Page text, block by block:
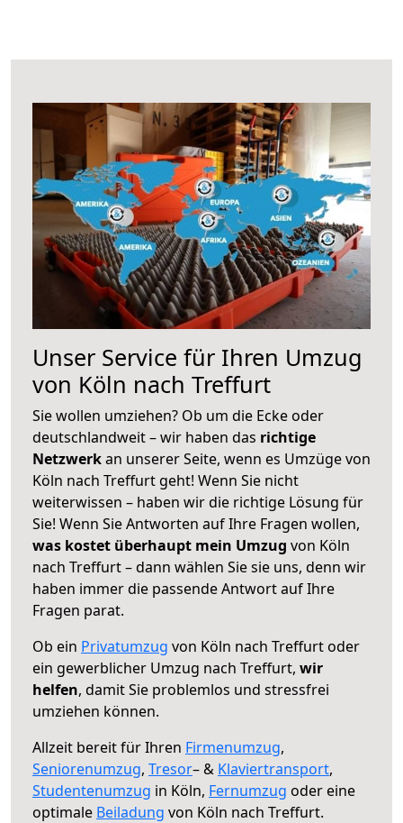
Unser Service für Ihren Umzug
von Köln nach Treffurt
Sie wollen umziehen? Ob um die Ecke oder
deutschlandweit – wir haben das richtige
Netzwerkan unserer Seite, wenn es Umzüge von
Köln nach Treffurt geht! Wenn Sie nicht
weiterwissen – haben wir die richtige Lösung für
Sie! Wenn Sie Antworten auf Ihre Fragen wollen,
was kostet überhaupt mein Umzug von Köln
nach Treffurt – dann wählen Sie sie uns, denn wir
haben immer die passende Antwort auf Ihre
Fragen parat.
Ob ein Privatumzug von Köln nach Treffurt oder
ein gewerblicher Umzug nach Treffurt, wir
helfen, damit Sie problemlos und stressfrei
umziehen können.
Allzeit bereit für Ihren Firmenumzug,
Seniorenumzug, Tresor– & Klaviertransport,
Studentenumzug in Köln, Fernumzug oder eine
optimale Beiladung von Köln nach Treffurt.